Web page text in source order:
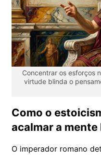
Concentrar os esforços
virtude blinda o
Como o
acalmar a
O imperador romano